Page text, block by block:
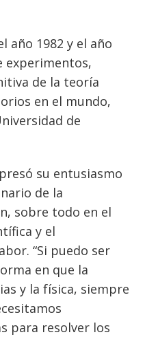
año 1982 y el año
experimentos,
de la teoría
en el mundo,
de
su entusiasmo
de la
sobre todo en el
y el
“Si puedo ser
en que la
y la física, siempre
para resolver los